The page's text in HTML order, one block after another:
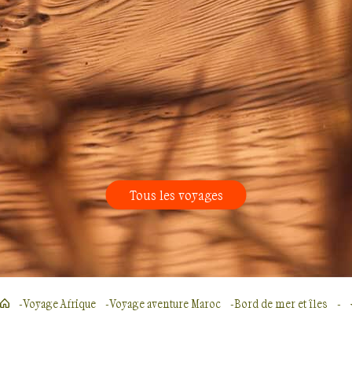
Tous les voyages
Voyage Afrique Voyage aventure Maroc Bord de mer et îles